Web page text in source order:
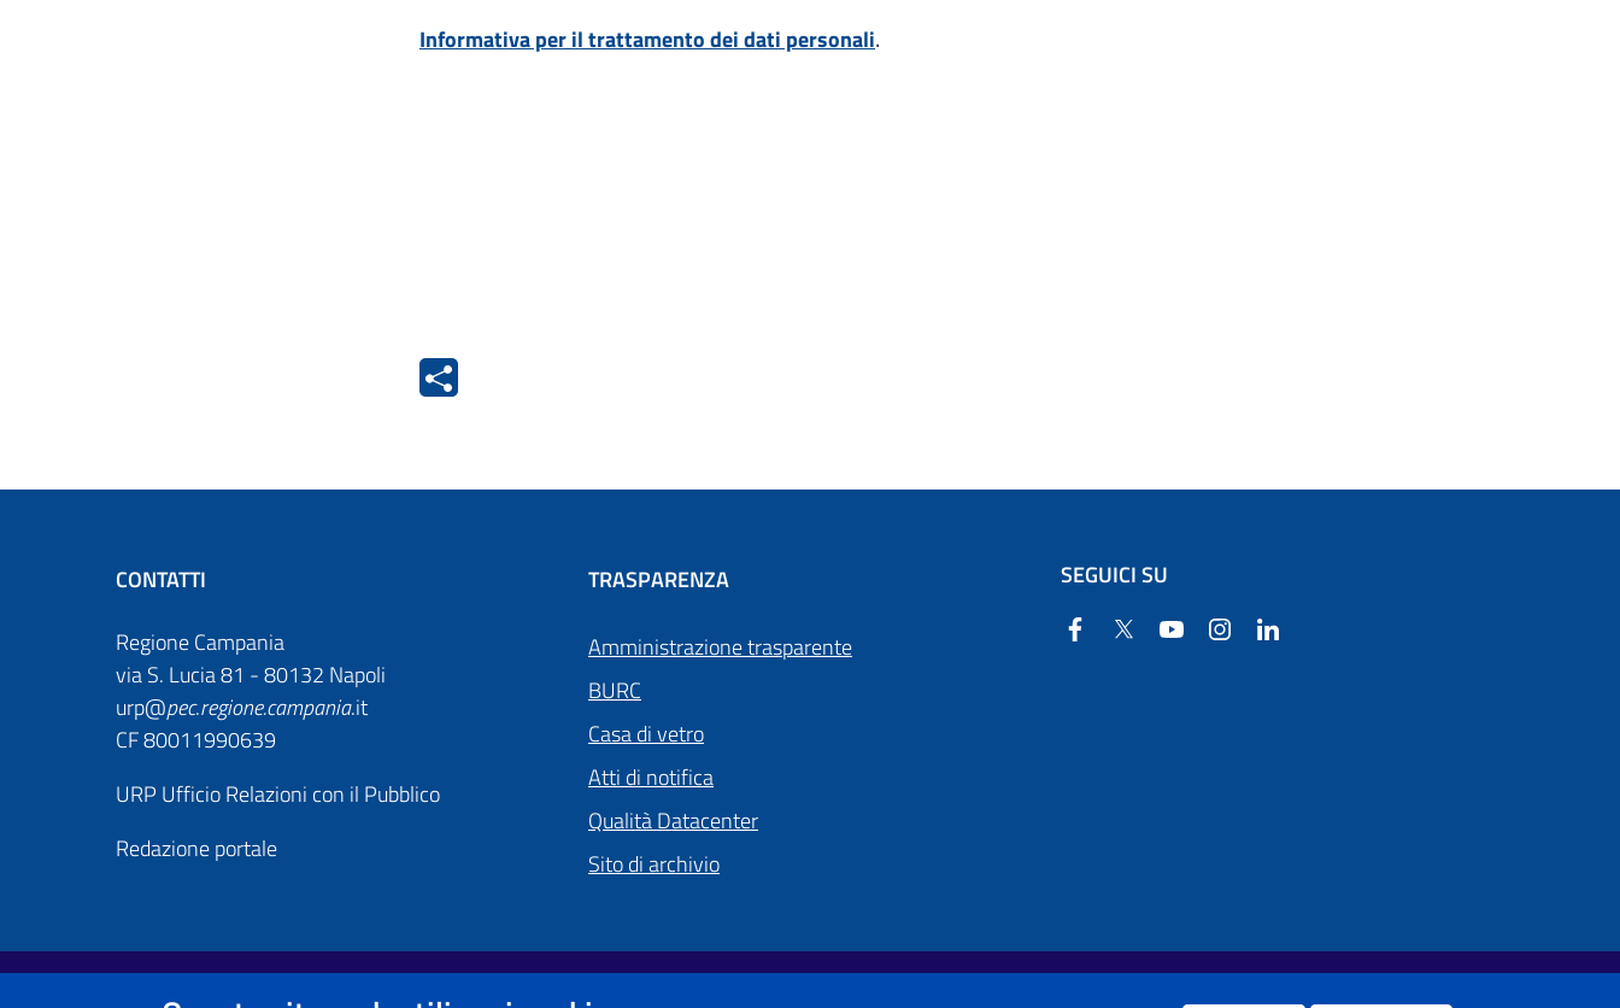
Informativa per il trattamento dei dati personali.
CONTATTI
Regione Campania
via S. Lucia 81 - 80132 Napoli
urp@pec.regione.campania.it
CF 80011990639
URP Ufficio Relazioni con il Pubblico
Redazione portale
TRASPARENZA
Amministrazione trasparente
BURC
Casa di vetro
Atti di notifica
Qualità Datacenter
Sito di archivio
SEGUICI SU
Facebook
Twitter YouTube Instagram